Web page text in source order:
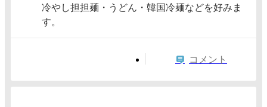
冷やし担担麺・うどん・韓国冷麺などを好みま
す。
コメント